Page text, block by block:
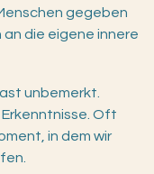
gegeben
an die eigene innere
unbemerkt.
Oft
in dem wir